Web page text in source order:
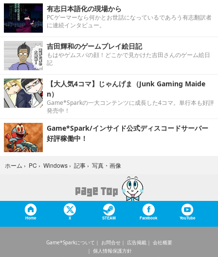
有志日本語化の現場から
PCゲーマーなら何かとお世話になっているであろう有志翻訳者
に連続インタビュー。
吉田輝和のゲームプレイ絵日記
もはやゲムスパの顔！どこかで見かけた吉田さんのゲーム絵日
記
【大人気4コマ】じゃんげま（Junk Gaming Maide
n）
Game*Sparkの一大コンテンツに成長した4コマ。単行本も好評
発売中！
Game*Spark/インサイド公式ディスコードサーバー
好評稼働中！
ホーム › PC › Windows › 記事 › 写真・画像
Home X STEAM Facebook YouTube
Game*Sparkについて お問合せ 広告掲載
会社概要
個人情報保護方針